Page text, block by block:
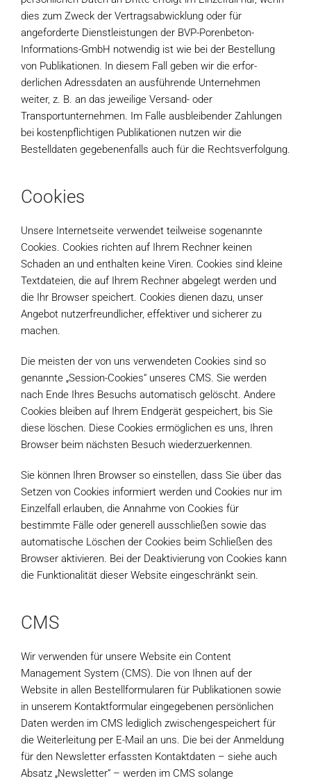
dies zum Zweck der Vertragsabwicklung oder für
angeforderte Dienstleistungen der BVP-Porenbeton-
Informations-GmbH notwendig ist wie bei der Bestellung
von Publikationen. In diesem Fall geben wir die erfor-
derlichen Adressdaten an ausführende Unternehmen
weiter, z. B. an das jeweilige Versand- oder
Transportunternehmen. Im Falle ausbleibender Zahlungen
bei kostenpflichtigen Publikationen nutzen wir die
Bestelldaten gegebenenfalls auch für die Rechtsverfolgung.
Cookies
Unsere Internetseite verwendet teilweise sogenannte
Cookies. Cookies richten auf Ihrem Rechner keinen
Schaden an und enthalten keine Viren. Cookies sind kleine
Textdateien, die auf Ihrem Rechner abgelegt werden und
die Ihr Browser speichert. Cookies dienen dazu, unser
Angebot nutzerfreundlicher, effektiver und sicherer zu
machen.
Die meisten der von uns verwendeten Cookies sind so
genannte „Session-Cookies“ unseres CMS. Sie werden
nach Ende Ihres Besuchs automatisch gelöscht. Andere
Cookies bleiben auf Ihrem Endgerät gespeichert, bis Sie
diese löschen. Diese Cookies ermöglichen es uns, Ihren
Browser beim nächsten Besuch wiederzuerkennen.
Sie können Ihren Browser so einstellen, dass Sie über das
Setzen von Cookies informiert werden und Cookies nur im
Einzelfall erlauben, die Annahme von Cookies für
bestimmte Fälle oder generell ausschließen sowie das
automatische Löschen der Cookies beim Schließen des
Browser aktivieren. Bei der Deaktivierung von Cookies kann
die Funktionalität dieser Website eingeschränkt sein.
CMS
Wir verwenden für unsere Website ein Content
Management System (CMS). Die von Ihnen auf der
Website in allen Bestellformularen für Publikationen sowie
in unserem Kontaktformular eingegebenen persönlichen
Daten werden im CMS lediglich zwischengespeichert für
die Weiterleitung per E-Mail an uns. Die bei der Anmeldung
für den Newsletter erfassten Kontaktdaten – siehe auch
Absatz „Newsletter“ – werden im CMS solange